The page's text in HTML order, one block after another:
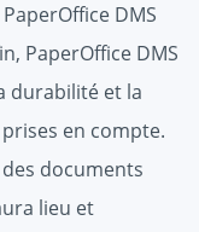
DMS
PaperOffice DMS
durabilité et la
en compte.
documents
lieu et